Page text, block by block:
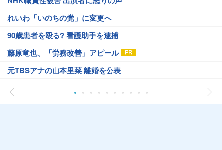
れいわ「いのちの党」に変更へ
90歳患者を殴る? 看護助手を逮捕
藤原竜也、「労務改善」アピール
元TBSアナの山本里菜 離婚を公表